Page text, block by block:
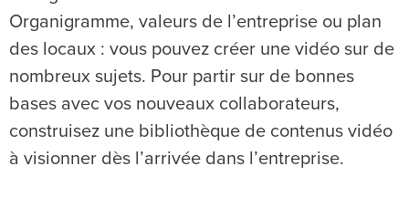
Organigramme, valeurs de l’entreprise ou plan
des locaux : vous pouvez créer une vidéo sur de
nombreux sujets. Pour partir sur de bonnes
bases avec vos nouveaux collaborateurs,
construisez une bibliothèque de contenus vidéo
à visionner dès l’arrivée dans l’entreprise.